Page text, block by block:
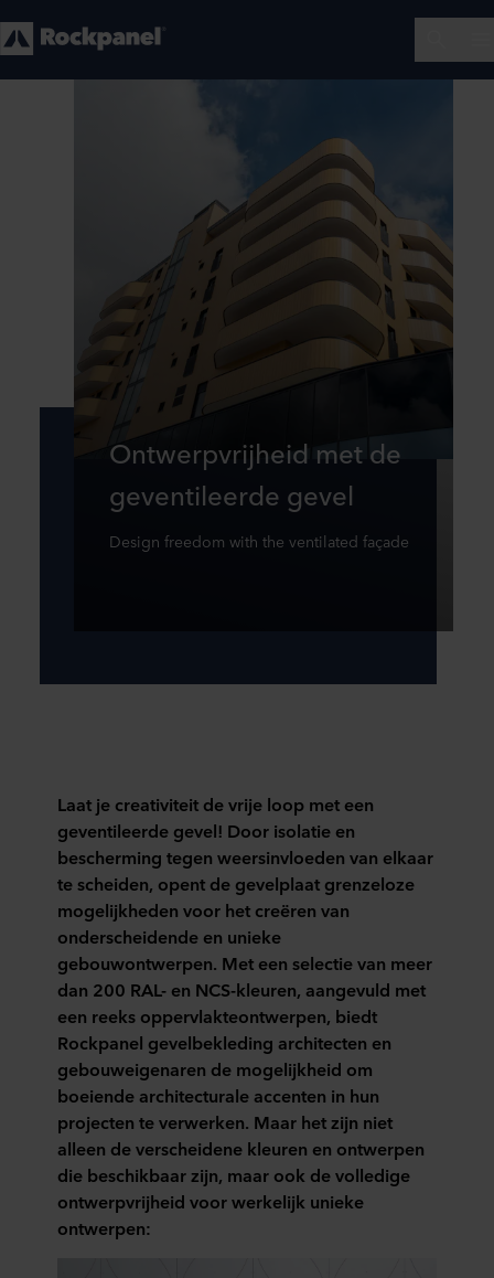
Ontwerpvrijheid met de
geventileerde gevel
Design freedom with the ventilated façade
Laat je creativiteit de vrije loop met een
geventileerde gevel! Door isolatie en
bescherming tegen weersinvloeden van elkaar
te scheiden, opent de gevelplaat grenzeloze
mogelijkheden voor het creëren van
onderscheidende en unieke
gebouwontwerpen. Met een selectie van meer
dan 200 RAL- en NCS-kleuren, aangevuld met
een reeks oppervlakteontwerpen, biedt
Rockpanel gevelbekleding architecten en
gebouweigenaren de mogelijkheid om
boeiende architecturale accenten in hun
projecten te verwerken. Maar het zijn niet
alleen de verscheidene kleuren en ontwerpen
die beschikbaar zijn, maar ook de volledige
ontwerpvrijheid voor werkelijk unieke
ontwerpen: